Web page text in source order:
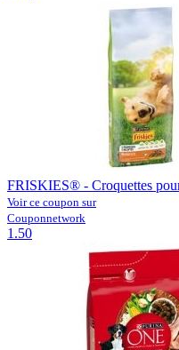
FRISKIES® - Croquettes
Voir ce coupon sur
Couponnetwork
1.50